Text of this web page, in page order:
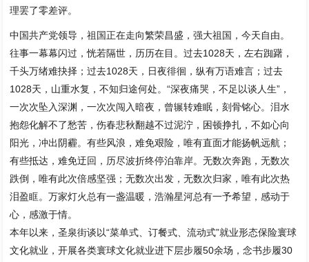
理罢了零差评。
中国共产党领导，祖国正在走向繁荣昌盛，强大祖国，今天自由。
往事一幕幕闪过，恍若隔世，历历在目。过去1028天，左右踟躇，
千头万绪难抉择；过去1028天，日夜徘徊，纵有万语难言；过去
1028天，山重水复，不知归途何处。“深夜痛哭，不足以谈人生”，
一次次坠入深渊，一次次闯入暗夜，曾辗转难眠，刻骨铭心。泪水
抱怨化解不了愁苦，伤春悲秋翻越不过泥泞，困顿挣扎，不如心向
阳光，冲出阴霾。有些风浪，难免艰险，唯有直面才能扬帆远航；
有些抵达，难免迂回，历尽波折终停泊靠岸。无数次奔跑，无数次
跌倒，唯有此次倍感坚强；无数次出发，无数次归家，唯有此次热
泪盈眶。万家灯火总有一盏温暖，浩瀚星河总有一予希望，感动于
心，感激于情。
本年以来，圣泉街谈以“菜单式、订餐式、流动式”就业形态保险寰球
文化就业，开展各类寰球文化就业进下层步履50余场，念书步履30